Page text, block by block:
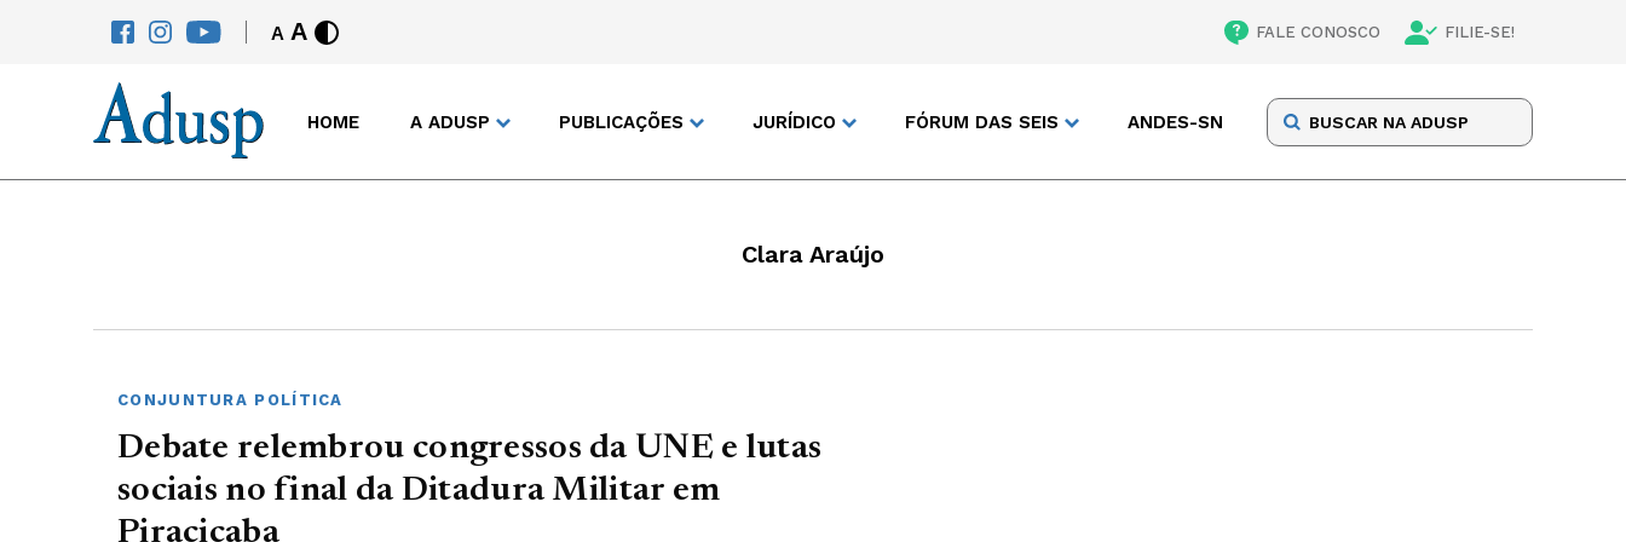
A A FALE CONOSCO FILIE-SE!
HOME A ADUSP PUBLICAÇÕES JURÍDICO FÓRUM DAS SEIS ANDES-SN
Clara Araújo
CONJUNTURA POLÍTICA
Debate relembrou congressos da UNE e lutas
sociais no final da Ditadura Militar em
Piracicaba